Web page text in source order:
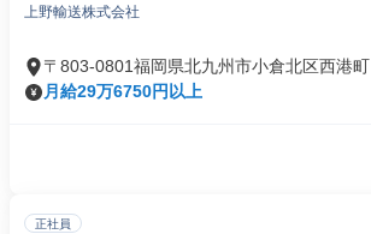
上野輸送株式会社
〒803-0801福岡県北九州市小倉北区西港町
月給29万6750円以上
正社員